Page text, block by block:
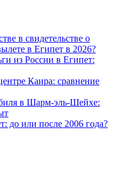
в свидетельстве о
в Египет в 2026?
из России в Египет:
Каира: сравнение
в Шарм-эль-Шейхе:
до или после 2006 года?